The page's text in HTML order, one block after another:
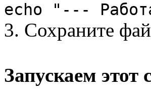
echo "---
3. Сохраните
Запускаем этот